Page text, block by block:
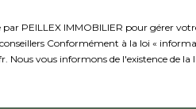
PEILLEX IMMOBILIER pour gérer
Conformément à la loi «
vous informons de l'existence de